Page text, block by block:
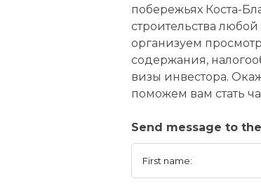
побережьях Коста-
строительства
организуем
содержания,
визы инвестора.
поможем вам стать
Send message to
First name: